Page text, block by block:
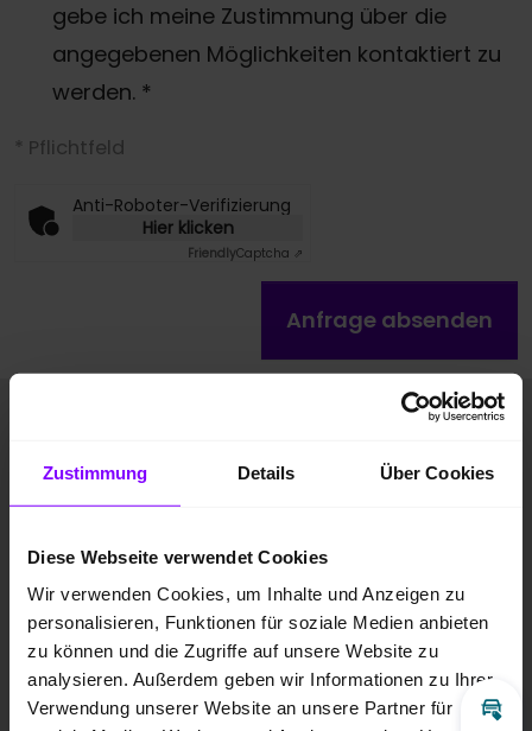
Zustimmung Details Über Cookies
Diese Webseite verwendet Cookies
Wir verwenden Cookies, um Inhalte und Anzeigen zu
personalisieren, Funktionen für soziale Medien anbieten
zu können und die Zugriffe auf unsere Website zu
analysieren. Außerdem geben wir Informationen zu Ihrer
Verwendung unserer Website an unsere Partner für
gebe ich meine Zustimmung über die
angegebenen Möglichkeiten kontaktiert zu
werden. *
* Pflichtfeld
Anti-Roboter-Verifizierung
Hier klicken
FriendlyCaptcha ⇗
Anfrage absenden